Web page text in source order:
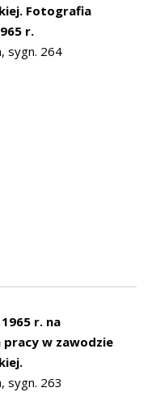
Fotografia
r.
sygn. 264
r. na
pracy w zawodzie
sygn. 263